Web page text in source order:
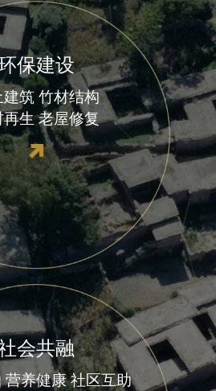
保建设
建筑 竹材结构
生 老屋修复
会共融
营养健康 社区互助